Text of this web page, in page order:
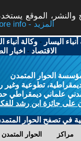
الموقع
More info - المزيد
اليسار -وكالة أنباء
الاقتصاد - اخبار
الحوار المتمدن
تطوعية وغير
علماني ديمقراطي
على جائزة ابن رشد
في تصفح الحوار
الحوار المتمدن مراكز